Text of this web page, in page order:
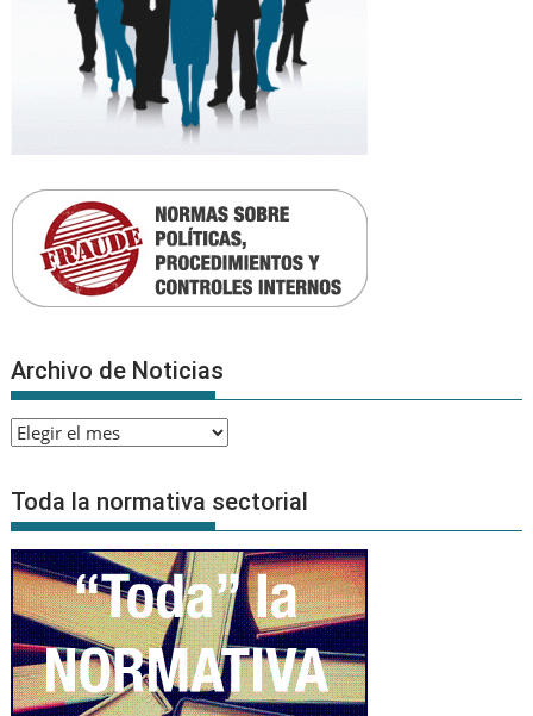
Archivo de Noticias
Archivo
Noticias
Toda la normativa sectorial